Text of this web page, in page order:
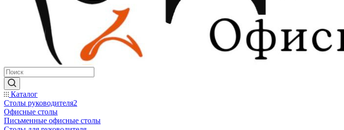
Каталог
Столы руководителя2
Офисные столы
Письменные офисные столы